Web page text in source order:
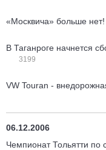
«Москвича» больше нет!
В Таганроге начнется
3199
VW Touran -
06.12.2006
Чемпионат Тольятти по